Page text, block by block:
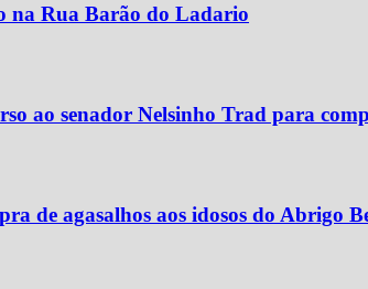
na Rua Barão do Ladario
ao senador Nelsinho Trad para
de agasalhos aos idosos do Abrigo